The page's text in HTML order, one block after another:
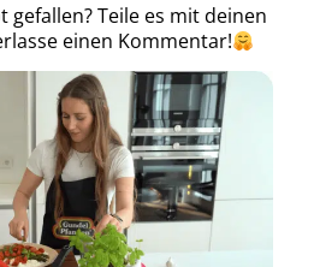
gefallen? Teile es mit deinen
einen Kommentar!